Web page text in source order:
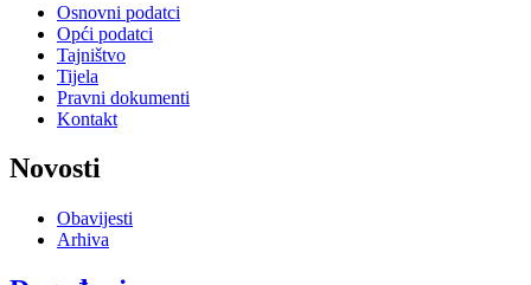
Osnovni podatci
Opći podatci
Tajništvo
Tijela
Pravni dokumenti
Kontakt
Novosti
Obavijesti
Arhiva